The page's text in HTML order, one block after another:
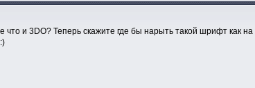
что и 3DO? Теперь скажите где бы нарыть такой шрифт как